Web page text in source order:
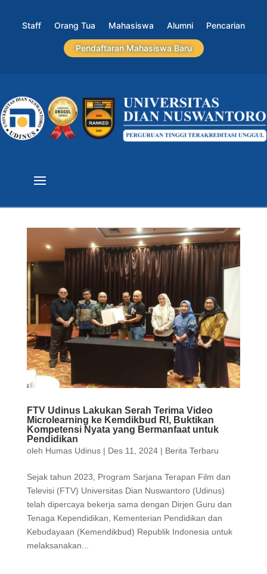
Staff Orang Tua Mahasiswa Alumni Pencarian
Pendaftaran Mahasiswa Baru
FTV Udinus Lakukan Serah Terima Video
Microlearning ke Kemdikbud RI, Buktikan
Kompetensi Nyata yang Bermanfaat untuk
Pendidikan
oleh Humas Udinus| Des 11, 2024| Berita Terbaru
Sejak tahun 2023, Program Sarjana Terapan Film dan
Televisi (FTV) Universitas Dian Nuswantoro (Udinus)
telah dipercaya bekerja sama dengan Dirjen Guru dan
Tenaga Kependidikan, Kementerian Pendidikan dan
Kebudayaan (Kemendikbud) Republik Indonesia untuk
melaksanakan...